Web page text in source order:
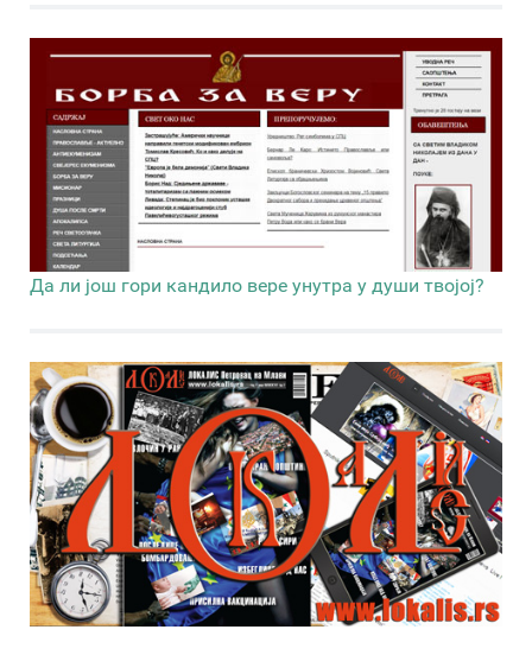
Да ли још гори кандило вере унутра у души твојој?